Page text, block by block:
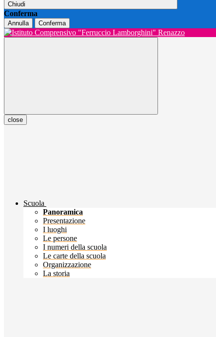
Chiudi
Conferma
Annulla Conferma
close
Scuola
Panoramica
Presentazione
I luoghi
Le persone
I numeri della scuola
Le carte della scuola
Organizzazione
La storia